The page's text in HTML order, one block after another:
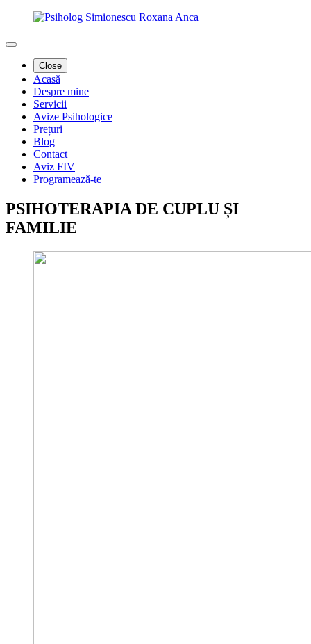
Close
Acasă
Despre mine
Servicii
Avize Psihologice
Prețuri
Blog
Contact
Aviz FIV
Programează-te
PSIHOTERAPIA DE CUPLU ȘI
FAMILIE